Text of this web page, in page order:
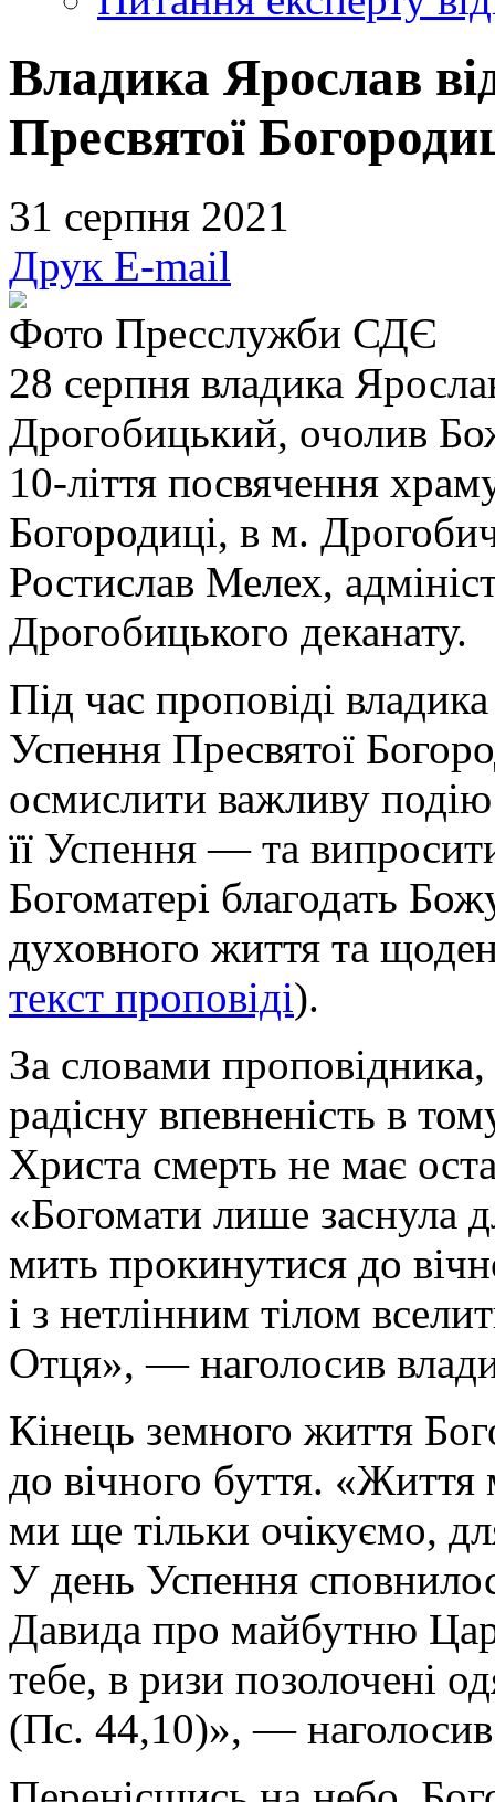
Владика Ярослав
Пресвятої
31 серпня 2021
Друк E-mail
Фото Пресслужби СДЄ
28 серпня владика
Дрогобицький, очолив
10-ліття посвячення
Богородиці, в м.
Ростислав Мелех,
Дрогобицького деканату.
Під час проповіді
Успення Пресвятої
осмислити важливу
її Успення — та
Богоматері благодать
духовного життя та
текст проповіді).
За словами
радісну впевненість в
Христа смерть не має
«Богомати лише заснула
мить прокинутися до
і з нетлінним тілом
Отця», — наголосив
Кінець земного життя
до вічного буття. «Життя
ми ще тільки очікуємо,
У день Успення
Давида про майбутню
тебе, в ризи позолочені
(Пс. 44,10)», —